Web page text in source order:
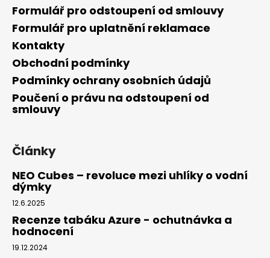
Formulář pro odstoupení od smlouvy
Formulář pro uplatnění reklamace
Kontakty
Obchodní podmínky
Podmínky ochrany osobních údajů
Poučení o právu na odstoupení od
smlouvy
Články
NEO Cubes – revoluce mezi uhlíky o vodní
dýmky
12.6.2025
Recenze tabáku Azure - ochutnávka a
hodnocení
19.12.2024